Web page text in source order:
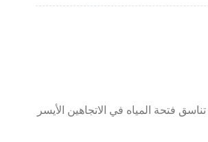
تلقائيًا ، ولا يمكنه فقط طحن فتحة المياه بزاوية 45 درجة ، بل يضمن أيضًا تناسق فتحة المياه في الاتجاهين الأيسر